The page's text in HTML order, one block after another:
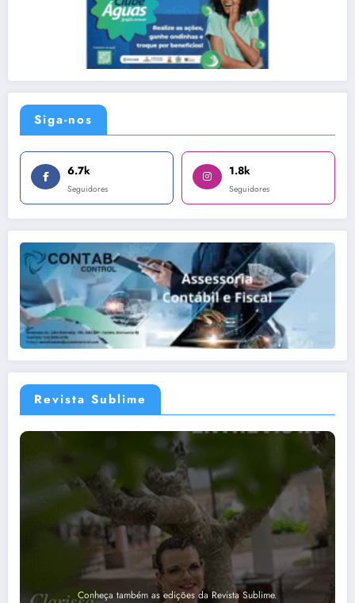
Siga-nos
6.7k
Seguidores
1.8k
Seguidores
Revista Sublime
Conheça também as edições da Revista Sublime.